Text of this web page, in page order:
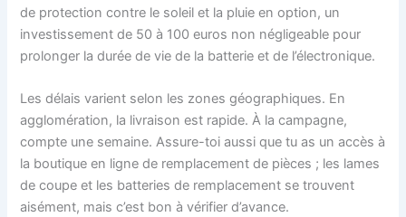
de protection contre le soleil et la pluie en option, un
investissement de 50 à 100 euros non négligeable pour
prolonger la durée de vie de la batterie et de l’électronique.
Les délais varient selon les zones géographiques. En
agglomération, la livraison est rapide. À la campagne,
compte une semaine. Assure-toi aussi que tu as un accès à
la boutique en ligne de remplacement de pièces ; les lames
de coupe et les batteries de remplacement se trouvent
aisément, mais c’est bon à vérifier d’avance.